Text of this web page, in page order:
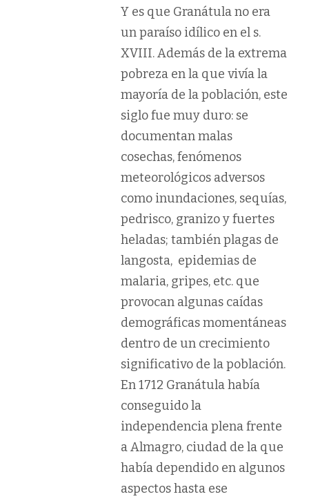
Y es que Granátula no era
un paraíso idílico en el s.
XVIII. Además de la extrema
pobreza en la que vivía la
mayoría de la población, este
siglo fue muy duro: se
documentan malas
cosechas, fenómenos
meteorológicos adversos
como inundaciones, sequías,
pedrisco, granizo y fuertes
heladas; también plagas de
langosta, epidemias de
malaria, gripes, etc. que
provocan algunas caídas
demográficas momentáneas
dentro de un crecimiento
significativo de la población.
En 1712 Granátula había
conseguido la
independencia plena frente
a Almagro, ciudad de la que
había dependido en algunos
aspectos hasta ese